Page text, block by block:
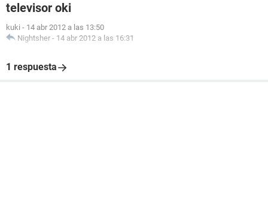
televisor oki
kuki - 14 abr 2012 a las 13:50
Nightsher - 14 abr 2012 a las 16:31
1 respuesta